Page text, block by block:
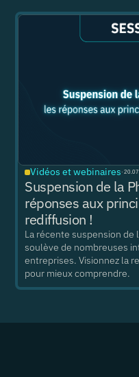
Vidéos et webinaires ·
Suspension de la
réponses aux
rediffusion !
La récente suspension de
soulève de nombreuses
entreprises. Visionnez la
pour mieux comprendre.